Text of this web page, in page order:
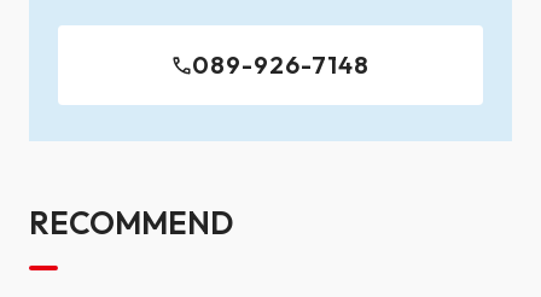
089-926-7148
RECOMMEND